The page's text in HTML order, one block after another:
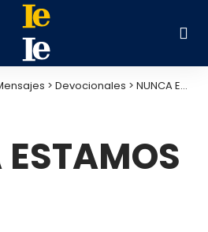
> Devocionales > NUNCA ESTAMOS SOLOS